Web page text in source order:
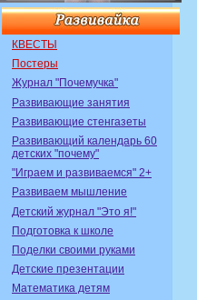
КВЕСТЫ
Постеры
Журнал "Почемучка"
Развивающие занятия
Развивающие стенгазеты
Развивающий календарь 60
детских "почему"
"Играем и развиваемся" 2+
Развиваем мышление
Детский журнал "Это я!"
Подготовка к школе
Поделки своими руками
Детские презентации
Математика детям